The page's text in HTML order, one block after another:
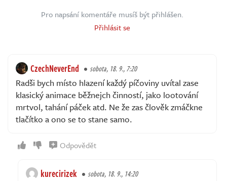
Pro napsání komentáře musíš být přihlášen.
Přihlásit se
CzechNeverEnd sobota, 18. 9., 7:20
Radši bych místo hlazení každý píčoviny uvítal zase
klasický animace běžnejch činností, jako lootování
mrtvol, tahání páček atd. Ne že zas člověk zmáčkne
tlačítko a ono se to stane samo.
Odpovědět
kurecirizek sobota, 18. 9., 14:20